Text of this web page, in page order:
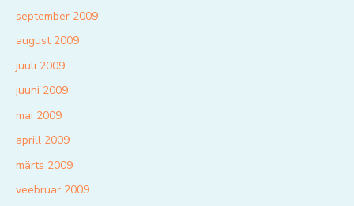
september 2009
august 2009
juuli 2009
juuni 2009
mai 2009
aprill 2009
märts 2009
veebruar 2009